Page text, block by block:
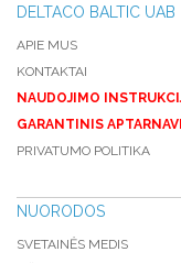
DELTACO BALTIC UAB
APIE MUS
KONTAKTAI
NAUDOJIMO
GARANTINIS
PRIVATUMO POLITIKA
NUORODOS
SVETAINĖS MEDIS